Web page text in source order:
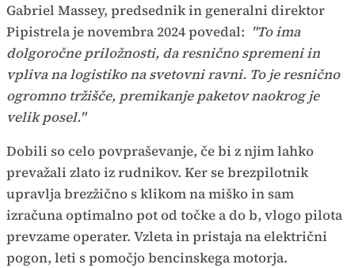
Gabriel Massey, predsednik in generalni direktor
Pipistrela je novembra 2024 povedal: "To ima
dolgoročne priložnosti, da resnično spremeni in
vpliva na logistiko na svetovni ravni. To je resnično
ogromno tržišče, premikanje paketov naokrog je
velik posel."
Dobili so celo povpraševanje, če bi z njim lahko
prevažali zlato iz rudnikov. Ker se brezpilotnik
upravlja brezžično s klikom na miško in sam
izračuna optimalno pot od točke a do b, vlogo pilota
prevzame operater. Vzleta in pristaja na električni
pogon, leti s pomočjo bencinskega motorja.